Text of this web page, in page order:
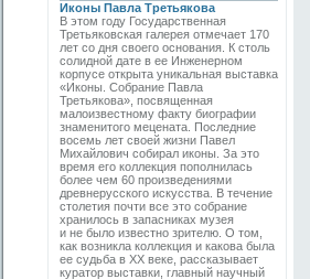
Иконы Павла Третьякова
В этом году Государственная
Третьяковская галерея отмечает 170
лет со дня своего основания. К столь
солидной дате в ее Инженерном
корпусе открыта уникальная выставка
«Иконы. Собрание Павла
Третьякова», посвященная
малоизвестному факту биографии
знаменитого мецената. Последние
восемь лет своей жизни Павел
Михайлович собирал иконы. За это
время его коллекция пополнилась
более чем 60 произведениями
древнерусского искусства. В течение
столетия почти все это собрание
хранилось в запасниках музея
и не было известно зрителю. О том,
как возникла коллекция и какова была
ее судьба в ХХ веке, рассказывает
куратор выставки, главный научный